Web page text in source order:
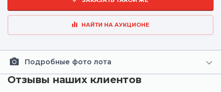
НАЙТИ НА АУКЦИОНЕ
Подробные фото лота
Отзывы наших клиентов